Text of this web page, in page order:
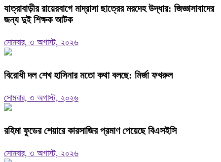
যাত্রাবাড়ীর রায়েরবাগে মাদ্রাসা ছাত্রের মরদেহ উদ্ধার: জিজ্ঞাসাবাদের
জন্য দুই শিক্ষক আটক
সোমবার, ৩ অগাস্ট, ২০২৬
বিরোধী দল শেখ হাসিনার মতো কথা বলছে: মির্জা ফখরুল
সোমবার, ৩ অগাস্ট, ২০২৬
রহিমা ফুডের শেয়ারে কারসাজির প্রমাণ পেয়েছে বিএসইসি
সোমবার, ৩ অগাস্ট, ২০২৬